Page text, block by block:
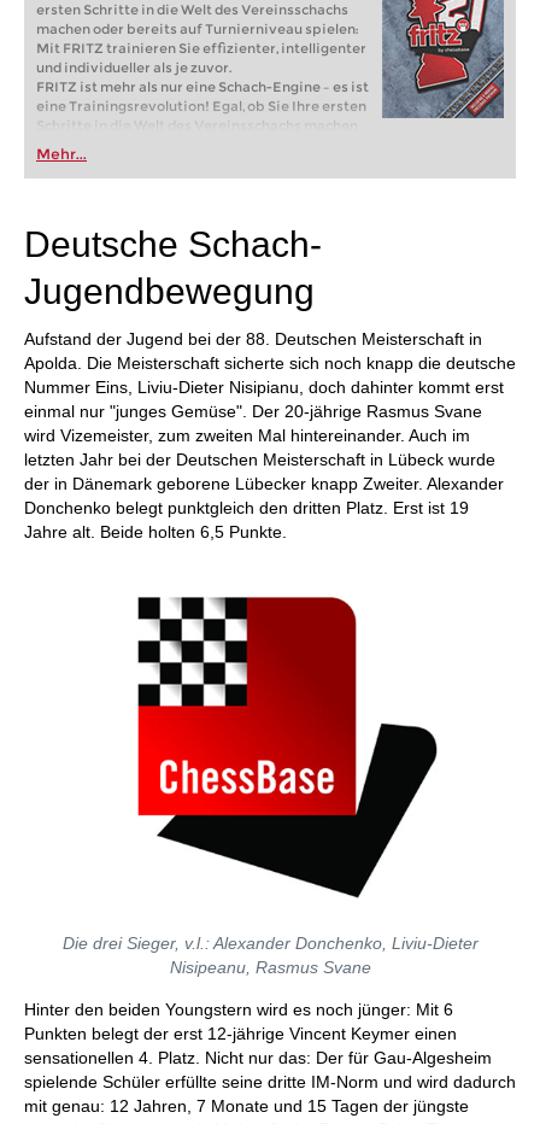
ersten Schritte in die Welt des Vereinsschachs
machen oder bereits auf Turnierniveau spielen:
Mit FRITZ trainieren Sie effizienter, intelligenter
und individueller als je zuvor.
FRITZ ist mehr als nur eine Schach-Engine – es ist
eine Trainingsrevolution! Egal, ob Sie Ihre ersten
Schritte in die Welt des Vereinsschachs machen
oder bereits auf Turnierniveau spielen: Mit
FRITZ trainieren Sie effizienter, intelligenter und
individueller als je zuvor.
Mehr...
Deutsche Schach-
Jugendbewegung
Aufstand der Jugend bei der 88. Deutschen Meisterschaft in
Apolda. Die Meisterschaft sicherte sich noch knapp die deutsche
Nummer Eins, Liviu-Dieter Nisipianu, doch dahinter kommt erst
einmal nur "junges Gemüse". Der 20-jährige Rasmus Svane
wird Vizemeister, zum zweiten Mal hintereinander. Auch im
letzten Jahr bei der Deutschen Meisterschaft in Lübeck wurde
der in Dänemark geborene Lübecker knapp Zweiter. Alexander
Donchenko belegt punktgleich den dritten Platz. Erst ist 19
Jahre alt. Beide holten 6,5 Punkte.
Die drei Sieger, v.l.: Alexander Donchenko, Liviu-Dieter
Nisipeanu, Rasmus Svane
Hinter den beiden Youngstern wird es noch jünger: Mit 6
Punkten belegt der erst 12-jährige Vincent Keymer einen
sensationellen 4. Platz. Nicht nur das: Der für Gau-Algesheim
spielende Schüler erfüllte seine dritte IM-Norm und wird dadurch
mit genau: 12 Jahren, 7 Monate und 15 Tagen der jüngste